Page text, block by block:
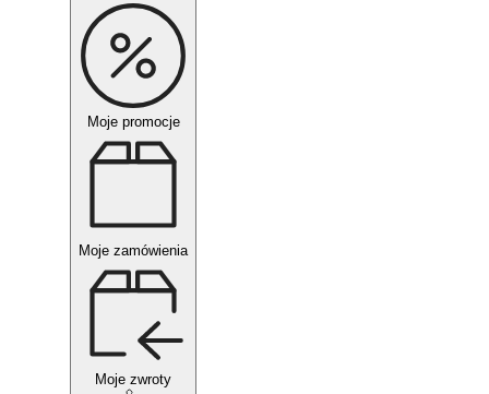
Moje promocje
Moje zamówienia
Moje zwroty